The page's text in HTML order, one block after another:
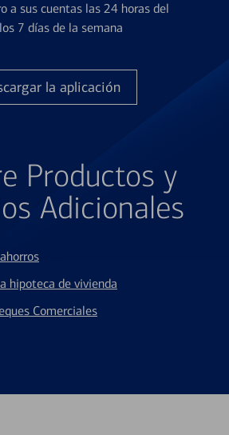
a sus cuentas las 24 horas del
7 días de la semana
la aplicación
Productos y
Adicionales
hipoteca de vivienda
Comerciales